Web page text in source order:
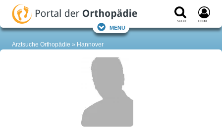
Suche Login
Menü
Arztsuche Orthopädie Hannover